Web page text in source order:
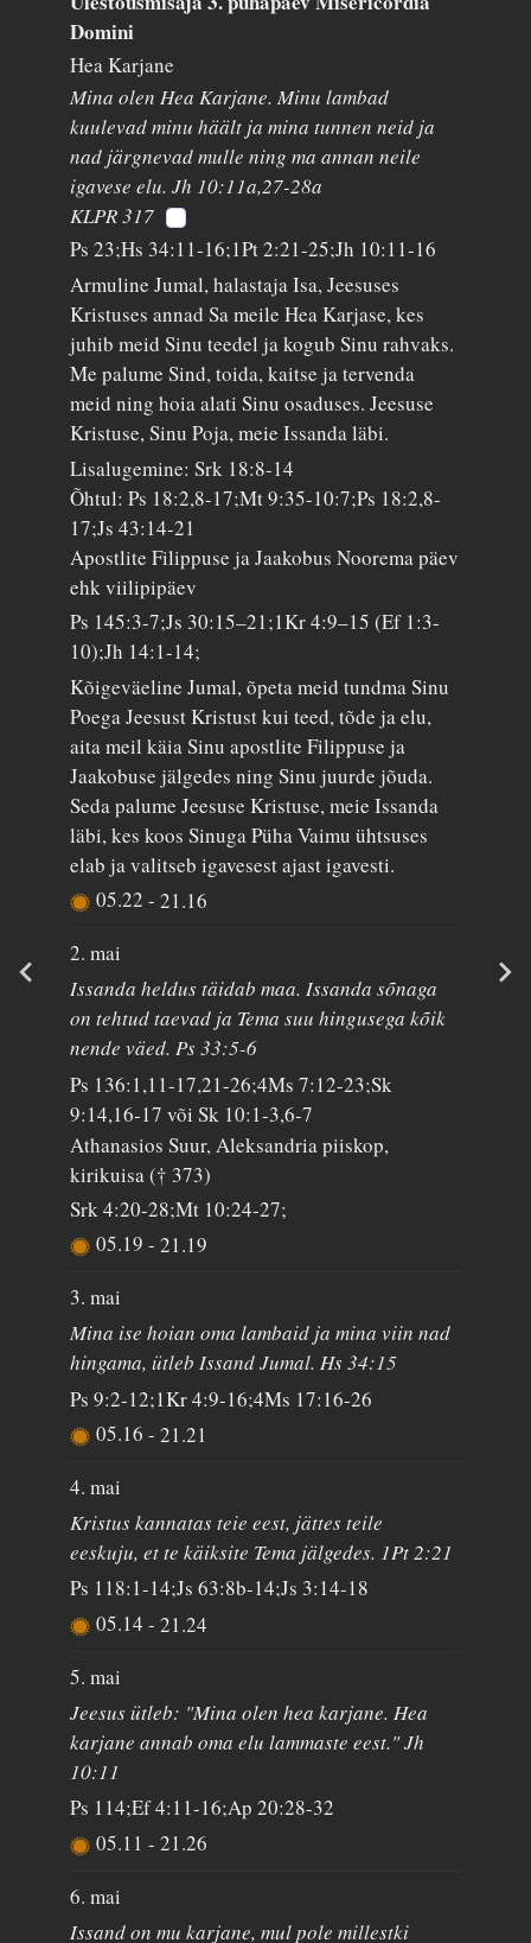
Domini
Hea Karjane
Mina olen Hea Karjane. Minu lambad
kuulevad minu häält ja mina tunnen neid ja
nad järgnevad mulle ning ma annan neile
igavese elu. Jh 10:11a,27-28a
KLPR 317
Ps 23;Hs 34:11-16;1Pt 2:21-25;Jh 10:11-16
Armuline Jumal, halastaja Isa, Jeesuses
Kristuses annad Sa meile Hea Karjase, kes
juhib meid Sinu teedel ja kogub Sinu rahvaks.
Me palume Sind, toida, kaitse ja tervenda
meid ning hoia alati Sinu osaduses. Jeesuse
Kristuse, Sinu Poja, meie Issanda läbi.
Lisalugemine: Srk 18:8-14
Õhtul: Ps 18:2,8-17;Mt 9:35-10:7;Ps 18:2,8-
17;Js 43:14-21
Apostlite Filippuse ja Jaakobus Noorema päev
ehk viilipipäev
Ps 145:3-7;Js 30:15–21;1Kr 4:9–15 (Ef 1:3-
10);Jh 14:1-14;
Kõigeväeline Jumal, õpeta meid tundma Sinu
Poega Jeesust Kristust kui teed, tõde ja elu,
aita meil käia Sinu apostlite Filippuse ja
Jaakobuse jälgedes ning Sinu juurde jõuda.
Seda palume Jeesuse Kristuse, meie Issanda
läbi, kes koos Sinuga Püha Vaimu ühtsuses
elab ja valitseb igavesest ajast igavesti.
05.22-21.16
2. mai
Issanda heldus täidab maa. Issanda sõnaga
on tehtud taevad ja Tema suu hingusega kõik
nende väed. Ps 33:5-6
Ps 136:1,11-17,21-26;4Ms 7:12-23;Sk
9:14,16-17 või Sk 10:1-3,6-7
Athanasios Suur, Aleksandria piiskop,
kirikuisa († 373)
Srk 4:20-28;Mt 10:24-27;
05.19-21.19
3. mai
Mina ise hoian oma lambaid ja mina viin nad
hingama, ütleb Issand Jumal. Hs 34:15
Ps 9:2-12;1Kr 4:9-16;4Ms 17:16-26
05.16-21.21
4. mai
Kristus kannatas teie eest, jättes teile
eeskuju, et te käiksite Tema jälgedes. 1Pt 2:21
Ps 118:1-14;Js 63:8b-14;Js 3:14-18
05.14-21.24
5. mai
Jeesus ütleb: "Mina olen hea karjane. Hea
karjane annab oma elu lammaste eest." Jh
10:11
Ps 114;Ef 4:11-16;Ap 20:28-32
05.11-21.26
6. mai
Issand on mu karjane, mul pole millestki